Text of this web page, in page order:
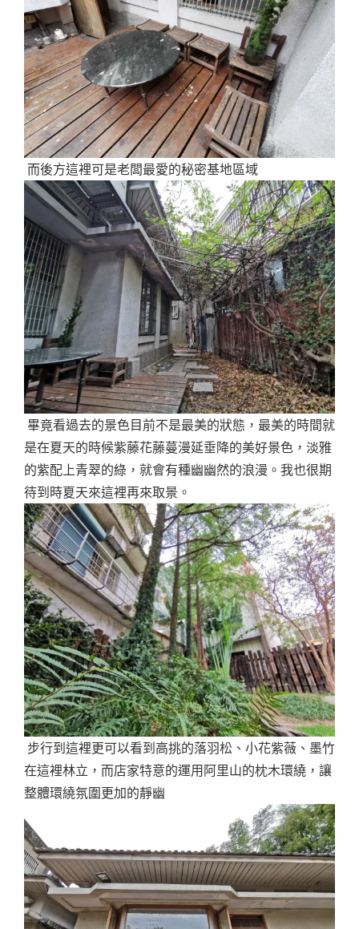
而後方這裡可是老闆最愛的秘密基地區域
畢竟看過去的景色目前不是最美的狀態，最美的時間就
是在夏天的時候紫藤花藤蔓漫延垂降的美好景色，淡雅
的紫配上青翠的綠，就會有種幽幽然的浪漫。我也很期
待到時夏天來這裡再來取景。
步行到這裡更可以看到高挑的落羽松、小花紫薇、墨竹
在這裡林立，而店家特意的運用阿里山的枕木環繞，讓
整體環繞氛圍更加的靜幽